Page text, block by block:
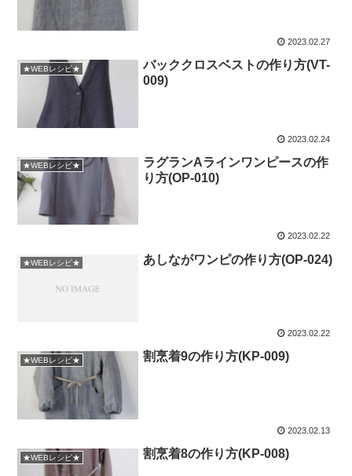
2023.02.27
★WEBレシピ★
バッククロスベストの作り方(VT-
009)
2023.02.24
★WEBレシピ★
ラグランAラインワンピースの作
り方(OP-010)
2023.02.22
★WEBレシピ★ あしながワンピの作り方(OP-024)
2023.02.22
★WEBレシピ★ 割烹着9の作り方(KP-009)
2023.02.13
★WEBレシピ★ 割烹着8の作り方(KP-008)